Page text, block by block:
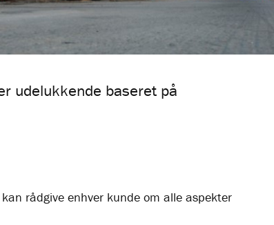
udelukkende baseret på
rådgive enhver kunde om alle aspekter